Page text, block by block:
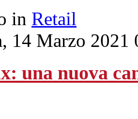
in Retail
14 Marzo 2021
una nuova